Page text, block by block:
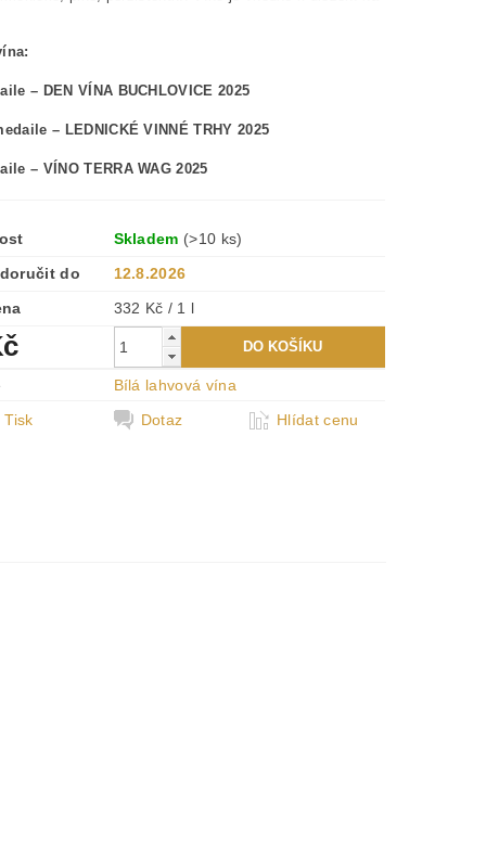
– DEN VÍNA BUCHLOVICE 2025
– LEDNICKÉ VINNÉ TRHY 2025
– VÍNO TERRA WAG 2025
Skladem (>10 ks)
do
12.8.2026
332 Kč / 1 l
Bílá lahvová vína
Tisk
Dotaz Hlídat cenu